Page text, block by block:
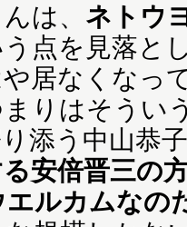
は、 ネトウ
う点を見落と
居なくなっ
りはそうい
添う中山恭
安倍晋三の
ルカムなの